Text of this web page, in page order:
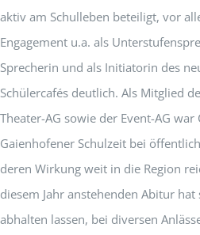
aktiv am Schulleben beteiligt, vor
Engagement u.a. als
Sprecherin und als Initiatorin des
Schülercafés deutlich. Als Mitglied
Theater-AG sowie der Event-AG
Gaienhofener Schulzeit bei
deren Wirkung weit in die Region
diesem Jahr anstehenden Abitur
abhalten lassen, bei diversen